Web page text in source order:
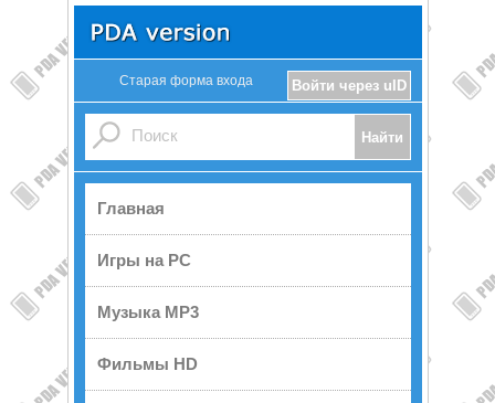
Войти через uID
Старая форма входа
Главная
Игры на PC
Музыка MP3
Фильмы HD